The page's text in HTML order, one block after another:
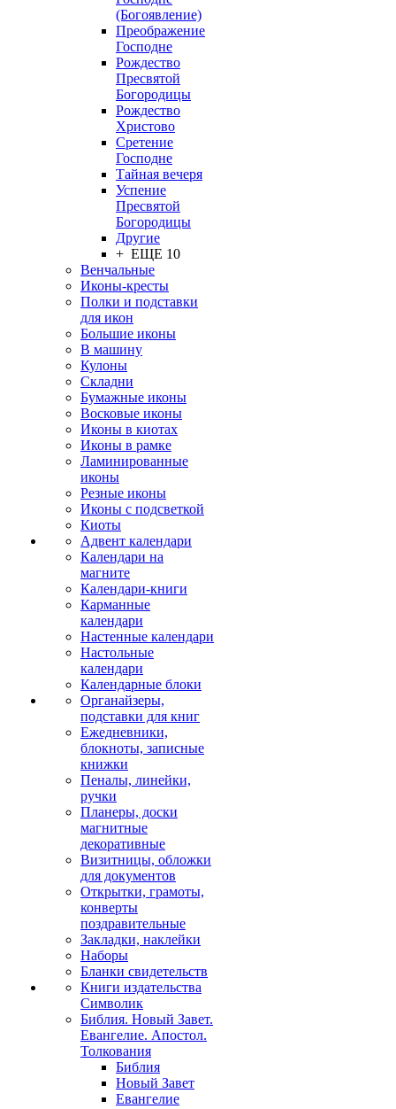
(Богоявление)
Преображение
Господне
Рождество
Пресвятой
Богородицы
Рождество
Христово
Сретение
Господне
Тайная вечеря
Успение
Пресвятой
Богородицы
Другие
+ ЕЩЕ 10
Венчальные
Иконы-кресты
Полки и подставки
для икон
Большие иконы
В машину
Кулоны
Складни
Бумажные иконы
Восковые иконы
Иконы в киотах
Иконы в рамке
Ламинированные
иконы
Резные иконы
Иконы с подсветкой
Киоты
Адвент календари
Календари на
магните
Календари-книги
Карманные
календари
Настенные календари
Настольные
календари
Календарные блоки
Органайзеры,
подставки для книг
Ежедневники,
блокноты, записные
книжки
Пеналы, линейки,
ручки
Планеры, доски
магнитные
декоративные
Визитницы, обложки
для документов
Открытки, грамоты,
конверты
поздравительные
Закладки, наклейки
Наборы
Бланки свидетельств
Книги издательства
Символик
Библия. Новый Завет.
Евангелие. Апостол.
Толкования
Библия
Новый Завет
Евангелие